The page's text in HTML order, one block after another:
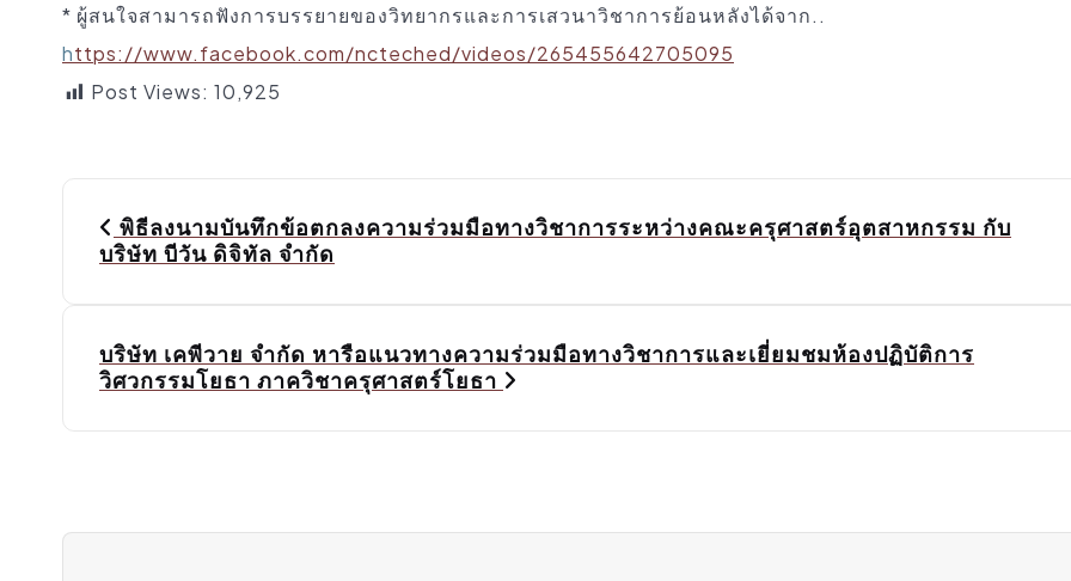
* ผู้สนใจสามารถฟังการบรรยายของวิทยากรและการเสวนาวิชาการย้อนหลังได้จาก..
https://www.facebook.com/ncteched/videos/265455642705095
Post Views: 10,925
a
พิธีลงนามบันทึกข้อตกลงความร่วมมือทางวิชาการระหว่างคณะครุศาสตร์อุตสาหกรรม กับ
บริษัท บีวัน ดิจิทัล จำกัด
บริษัท เคพีวาย จำกัด หารือแนวทางความร่วมมือทางวิชาการและเยี่ยมชมห้องปฏิบัติการ
วิศวกรรมโยธา ภาควิชาครุศาสตร์โยธา